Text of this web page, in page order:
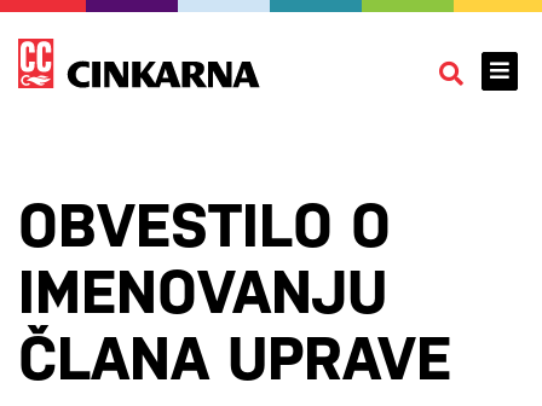
OBVESTILO O
IMENOVANJU
ČLANA UPRAVE